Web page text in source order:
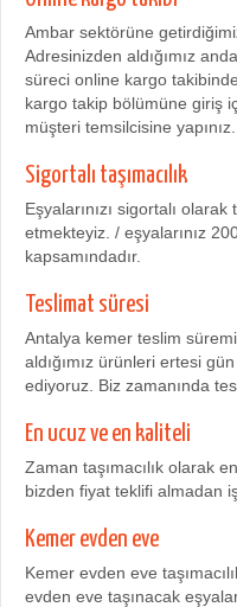
Ambar sektörüne
Adresinizden aldığımız
süreci online kargo
kargo takip bölümüne giriş
müşteri temsilcisine yapınız.
Sigortalı taşımacılık
Eşyalarınızı sigortalı
etmekteyiz. / eşyalarınız
kapsamındadır.
Teslimat süresi
Antalya kemer teslim
aldığımız ürünleri ertesi
ediyoruz. Biz zamanında
En ucuz ve en kaliteli
Zaman taşımacılık olarak
bizden fiyat teklifi almadan
Kemer evden eve
Kemer evden eve
evden eve taşınacak